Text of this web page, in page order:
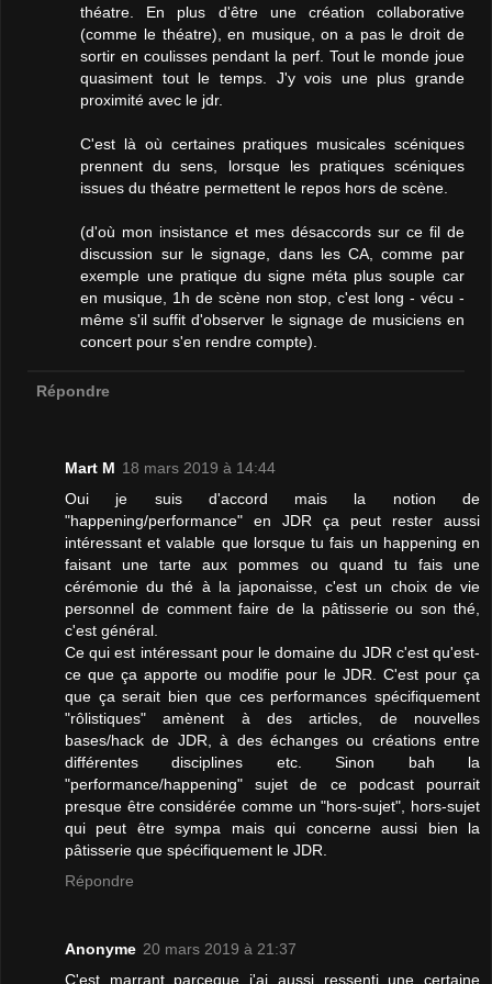
théatre. En plus d'être une création collaborative
(comme le théatre), en musique, on a pas le droit de
sortir en coulisses pendant la perf. Tout le monde joue
quasiment tout le temps. J'y vois une plus grande
proximité avec le jdr.
C'est là où certaines pratiques musicales scéniques
prennent du sens, lorsque les pratiques scéniques
issues du théatre permettent le repos hors de scène.
(d'où mon insistance et mes désaccords sur ce fil de
discussion sur le signage, dans les CA, comme par
exemple une pratique du signe méta plus souple car
en musique, 1h de scène non stop, c'est long - vécu -
même s'il suffit d'observer le signage de musiciens en
concert pour s'en rendre compte).
Répondre
Mart M 18 mars 2019 à 14:44
Oui je suis d'accord mais la notion de
"happening/performance" en JDR ça peut rester aussi
intéressant et valable que lorsque tu fais un happening en
faisant une tarte aux pommes ou quand tu fais une
cérémonie du thé à la japonaisse, c'est un choix de vie
personnel de comment faire de la pâtisserie ou son thé,
c'est général.
Ce qui est intéressant pour le domaine du JDR c'est qu'est-
ce que ça apporte ou modifie pour le JDR. C'est pour ça
que ça serait bien que ces performances spécifiquement
"rôlistiques" amènent à des articles, de nouvelles
bases/hack de JDR, à des échanges ou créations entre
différentes disciplines etc. Sinon bah la
"performance/happening" sujet de ce podcast pourrait
presque être considérée comme un "hors-sujet", hors-sujet
qui peut être sympa mais qui concerne aussi bien la
pâtisserie que spécifiquement le JDR.
Répondre
Anonyme 20 mars 2019 à 21:37
C'est marrant parceque j'ai aussi ressenti une certaine